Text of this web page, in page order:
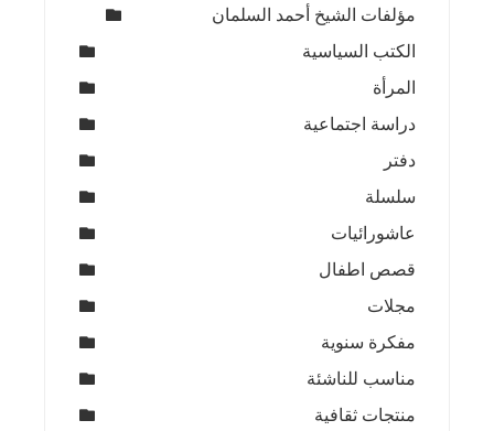
مؤلفات الشيخ أحمد السلمان
الكتب السياسية
المرأة
دراسة اجتماعية
دفتر
سلسلة
عاشورائيات
قصص اطفال
مجلات
مفكرة سنوية
مناسب للناشئة
منتجات ثقافية